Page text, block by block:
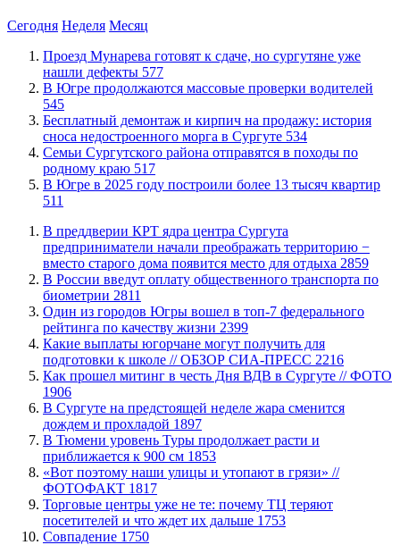
Сегодня Неделя Месяц
​Проезд Мунарева готовят к сдаче, но сургутяне уже
нашли дефекты 577
​В Югре продолжаются массовые проверки водителей
545
​Бесплатный демонтаж и кирпич на продажу: история
сноса недостроенного морга в Сургуте 534
​Семьи Сургутского района отправятся в походы по
родному краю 517
​В Югре в 2025 году построили более 13 тысяч квартир
511
​В преддверии КРТ ядра центра Сургута
предприниматели начали преображать территорию −
вместо старого дома появится место для отдыха 2859
В России введут оплату общественного транспорта по
биометрии 2811
Один из городов Югры вошел в топ-7 федерального
рейтинга по качеству жизни 2399
Какие выплаты югорчане могут получить для
подготовки к школе // ОБЗОР СИА-ПРЕСС 2216
Как прошел митинг в честь Дня ВДВ в Сургуте // ФОТО
1906
В Сургуте на предстоящей неделе жара сменится
дождем и прохладой 1897
В Тюмени уровень Туры продолжает расти и
приближается к 900 см 1853
«Вот поэтому наши улицы и утопают в грязи» //
ФОТОФАКТ 1817
Торговые центры уже не те: почему ТЦ теряют
посетителей и что ждет их дальше 1753
​Совпадение 1750